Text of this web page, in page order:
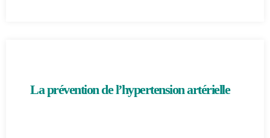
La prévention de l’hypertension artérielle